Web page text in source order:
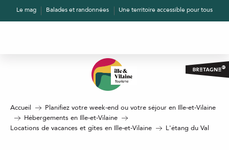
AllerLe mag Balades et randonnées Une territoire accessible pour tous
Accueil
Planifiez votre week-end ou votre séjour en Ille-et-Vilaine
Hébergements en Ille-et-Vilaine
Locations de vacances et gîtes en Ille-et-Vilaine
L'étang du Val